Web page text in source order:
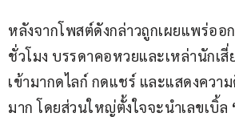
หลังจากโพสต์ดังกล่าวถูกเผยแพร่ออ
ชั่วโมง บรรดาคอหวยและเหล่านักเ
เข้ามากดไลก์ กดแชร์ และแสดงควา
มาก โดยส่วนใหญ่ตั้งใจจะนำเลขเบิ้ล